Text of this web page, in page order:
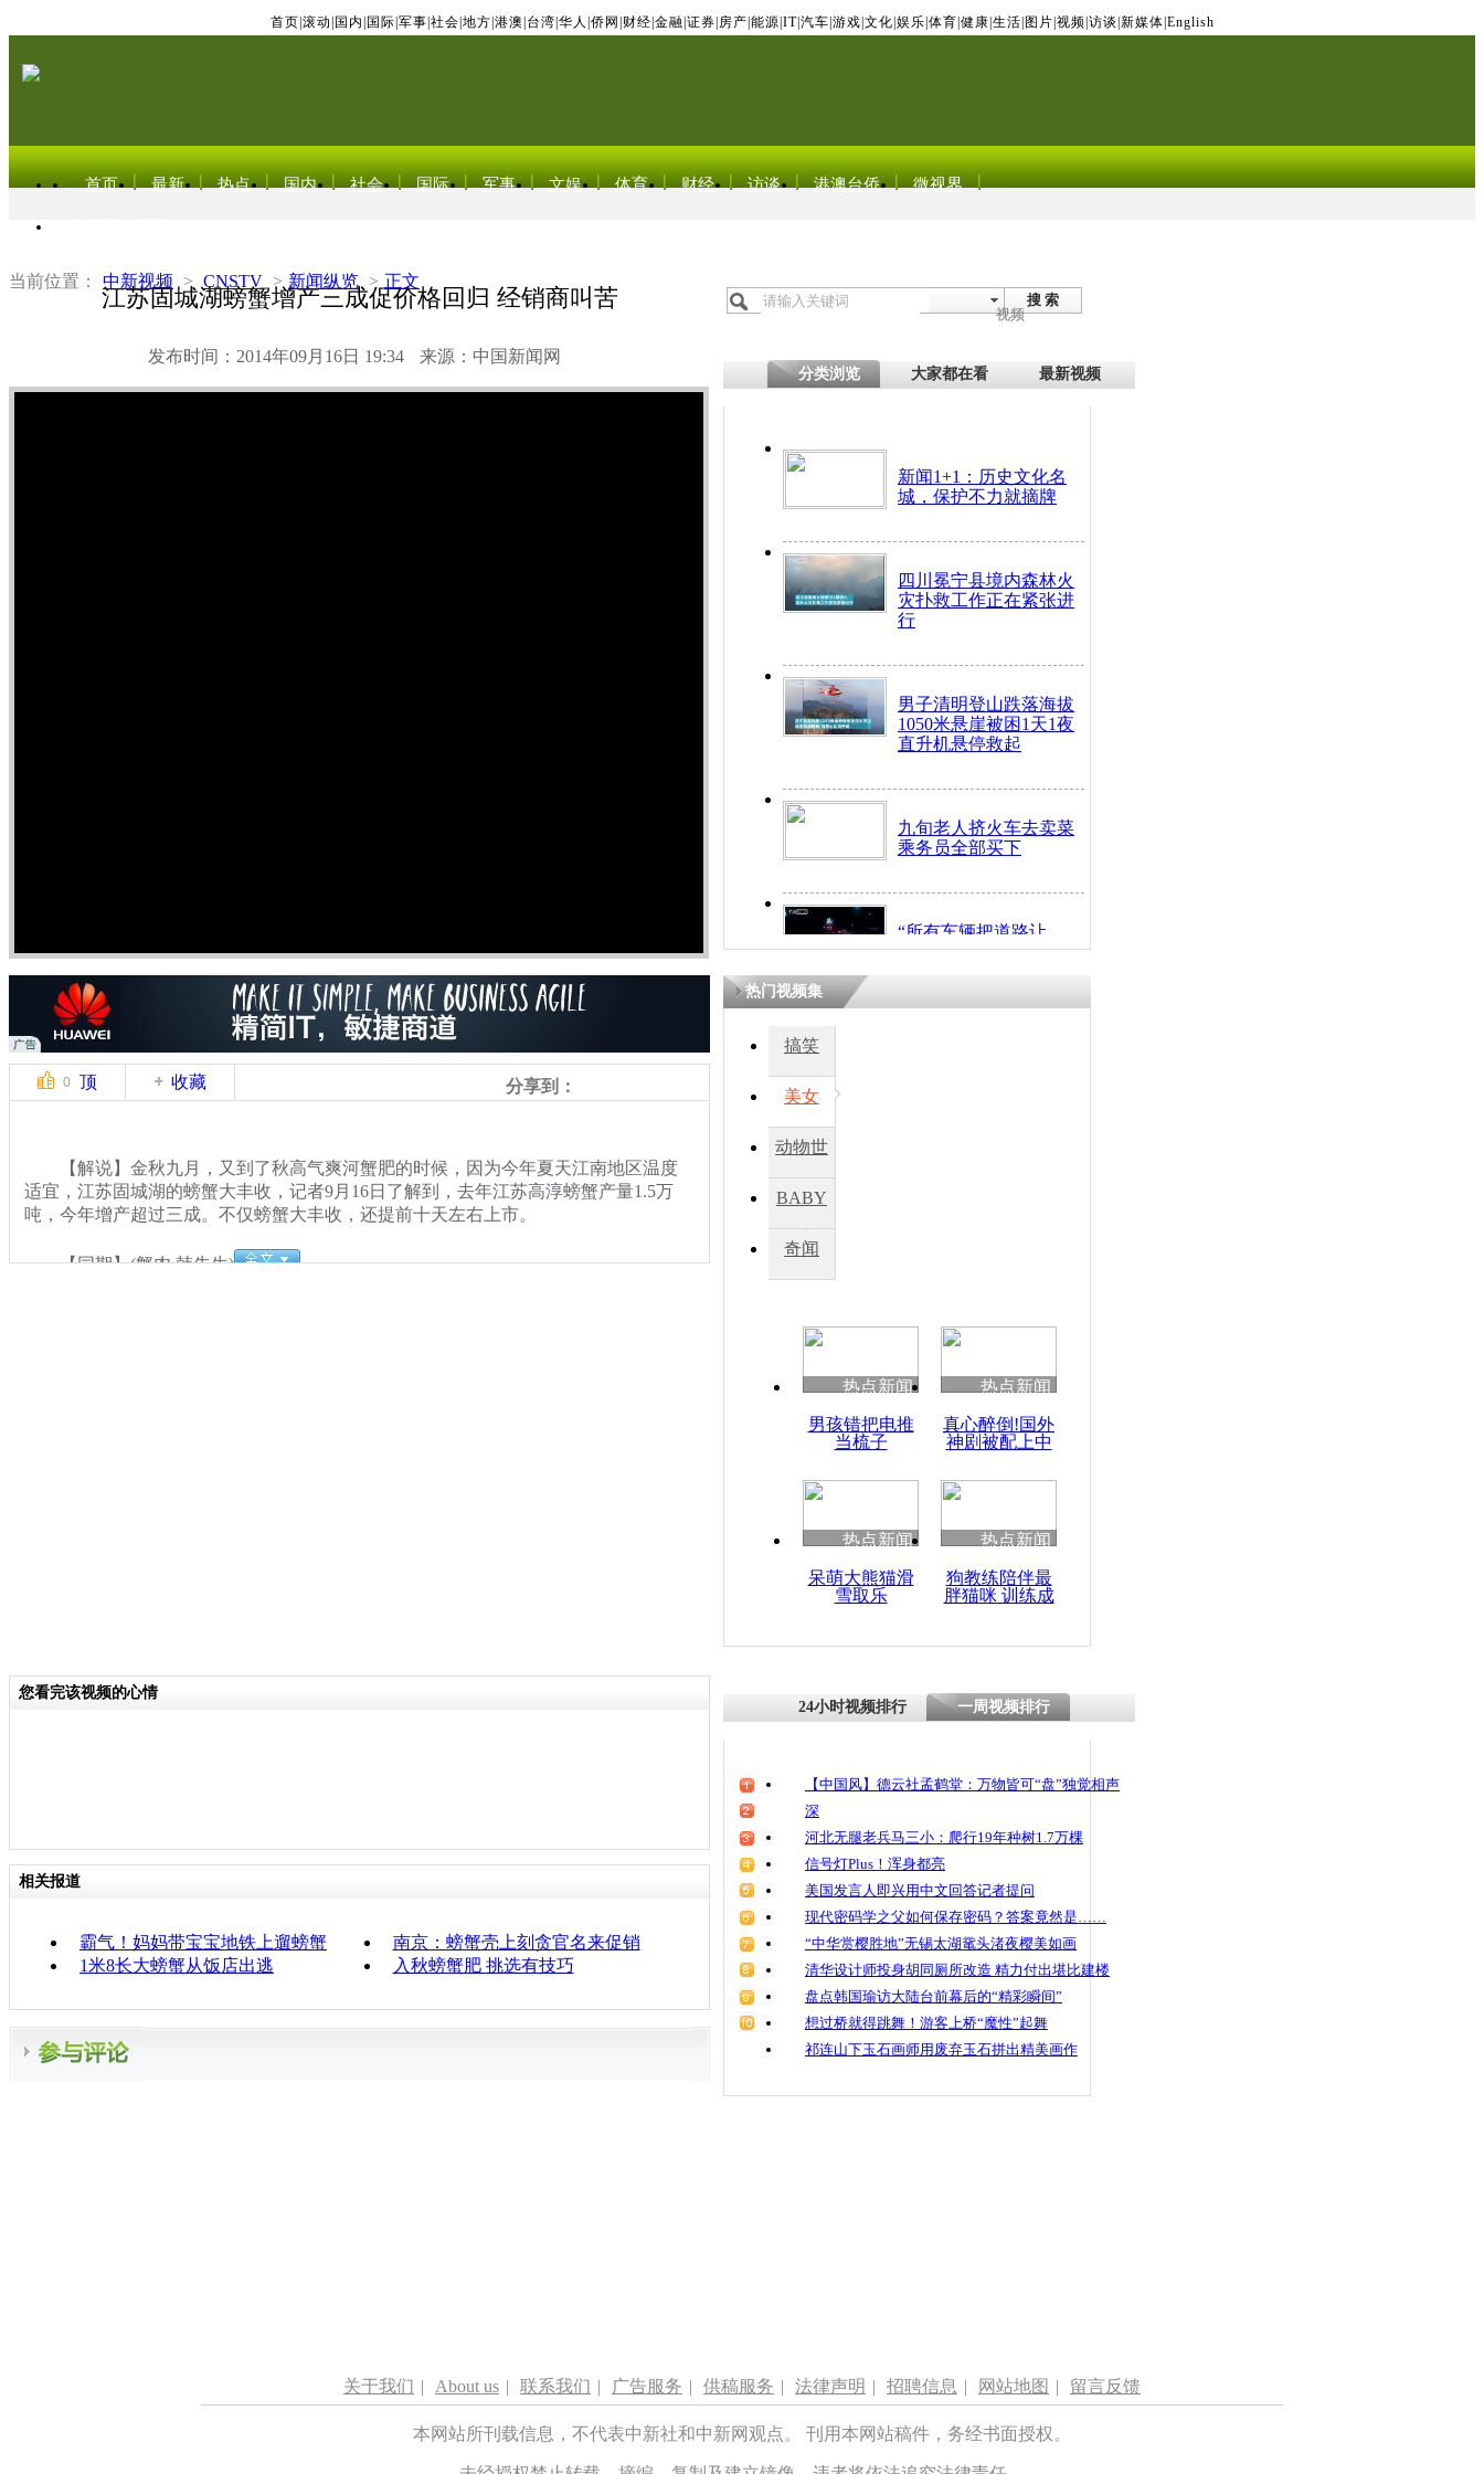
首页 滚动 国内 国际 军事 社会 地方 港澳 台湾 华人 侨网 财经 金融 证券 房产 能源 IT| 汽车 游戏 文化 娱乐 体育 健康 生活 图片 视频 访谈 新媒体 English
首页 最新 热点 国内 社会 国际 军事 文娱 体育 财经 访谈 港澳台侨 微视界
当前位置： 中新视频 > CNSTV > 新闻纵览 > 正文
江苏固城湖螃蟹增产三成促价格回归 经销商叫苦
发布时间：2014年09月16日 19:34 来源：中国新闻网
搜 索
视频
分类浏览 大家都在看 最新视频
新闻1+1：历史文化名
城，保护不力就摘牌
四川冕宁县境内森林火
灾扑救工作正在紧张进
行
男子清明登山跌落海拔
1050米悬崖被困1天1夜
直升机悬停救起
九旬老人挤火车去卖菜
乘务员全部买下
“所有车辆把道路让
开！”儿童突发疾病交
因
度苗族花山节
魂
0 顶 收藏 分享到：
【解说】金秋九月，又到了秋高气爽河蟹肥的时候，因为今年夏天江南地区温度
适宜，江苏固城湖的螃蟹大丰收，记者9月16日了解到，去年江苏高淳螃蟹产量1.5万
吨，今年增产超过三成。不仅螃蟹大丰收，还提前十天左右上市。
【同期】(蟹农 韩先生)
热门视频集
搞笑
美女
动物世
BABY
秀
奇闻
热点新闻
男孩错把电推
当梳子
热点新闻
真心醉倒!国外
神剧被配上中
热点新闻
呆萌大熊猫滑
雪取乐
热点新闻
狗教练陪伴最
胖猫咪 训练成
您看完该视频的心情
相关报道
霸气！妈妈带宝宝地铁上遛螃蟹
南京：螃蟹壳上刻贪官名来促销
1米8长大螃蟹从饭店出逃
入秋螃蟹肥 挑选有技巧
24小时视频排行 一周视频排行
【中国风】德云社孟鹤堂：万物皆可“盘”独觉相声
深
河北无腿老兵马三小：爬行19年种树1.7万棵
信号灯Plus！浑身都亮
美国发言人即兴用中文回答记者提问
现代密码学之父如何保存密码？答案竟然是……
“中华赏樱胜地”无锡太湖鼋头渚夜樱美如画
清华设计师投身胡同厕所改造 精力付出堪比建楼
盘点韩国瑜访大陆台前幕后的“精彩瞬间”
想过桥就得跳舞！游客上桥“魔性”起舞
祁连山下玉石画师用废弃玉石拼出精美画作
关于我们 | About us | 联系我们 | 广告服务 | 供稿服务 | 法律声明 | 招聘信息 | 网站地图 | 留言反馈
本网站所刊载信息，不代表中新社和中新网观点。 刊用本网站稿件，务经书面授权。